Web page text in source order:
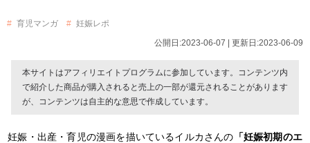
育児マンガ
妊娠レポ
公開日:2023-06-07 | 更新日:2023-06-09
本サイトはアフィリエイトプログラムに参加しています。コンテンツ内
で紹介した商品が購入されると売上の一部が還元されることがあります
が、コンテンツは自主的な意思で作成しています。
妊娠・出産・育児の漫画を描いているイルカさんの 「妊娠初期のエ